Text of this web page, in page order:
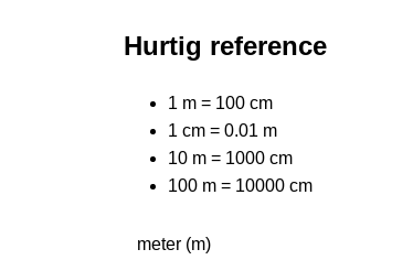
Hurtig reference
1 m = 100 cm
1 cm = 0.01 m
10 m = 1000 cm
100 m = 10000 cm
meter (m)